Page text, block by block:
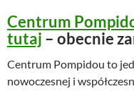
Centrum
tutaj – obecnie
Centrum Pompidou to
nowoczesnej i